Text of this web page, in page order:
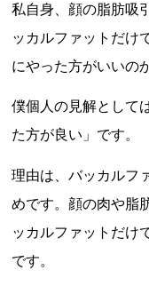
私自身、顔の脂肪吸
ッカルファットだけ
にやった方がいいの
僕個人の見解として
た方が良い」です。
理由は、バッカルフ
めです。顔の肉や脂
ッカルファットだけ
です。